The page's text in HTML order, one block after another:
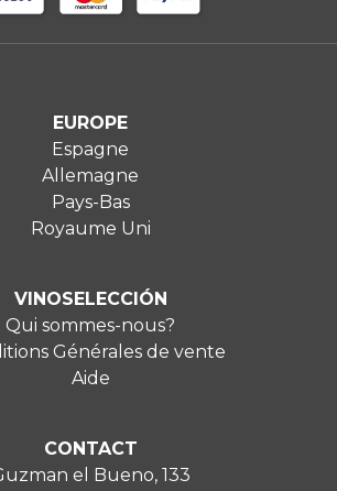
EUROPE
Espagne
Allemagne
Pays-Bas
Royaume Uni
VINOSELECCIÓN
Qui sommes-nous?
Générales de vente
Aide
CONTACT
el Bueno, 133